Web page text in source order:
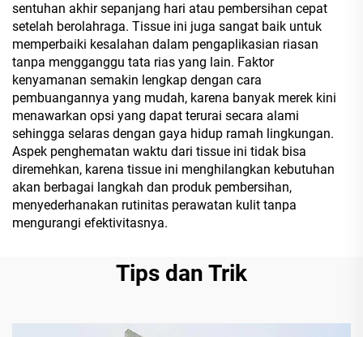
sentuhan akhir sepanjang hari atau pembersihan cepat
setelah berolahraga. Tissue ini juga sangat baik untuk
memperbaiki kesalahan dalam pengaplikasian riasan
tanpa mengganggu tata rias yang lain. Faktor
kenyamanan semakin lengkap dengan cara
pembuangannya yang mudah, karena banyak merek kini
menawarkan opsi yang dapat terurai secara alami
sehingga selaras dengan gaya hidup ramah lingkungan.
Aspek penghematan waktu dari tissue ini tidak bisa
diremehkan, karena tissue ini menghilangkan kebutuhan
akan berbagai langkah dan produk pembersihan,
menyederhanakan rutinitas perawatan kulit tanpa
mengurangi efektivitasnya.
Tips dan Trik